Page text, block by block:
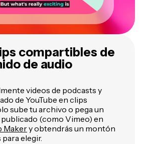
compartibles de
de audio
videos de podcasts y
de YouTube en clips
sube tu archivo o pega un
(como Vimeo) en
Makery obtendrás un montón
elegir.